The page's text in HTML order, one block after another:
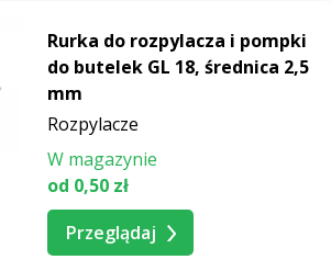
Rurka do rozpylacza i pompki
do butelek GL 18, średnica 2,5
mm
Rozpylacze
W magazynie
od 0,50 zł
Przeglądaj